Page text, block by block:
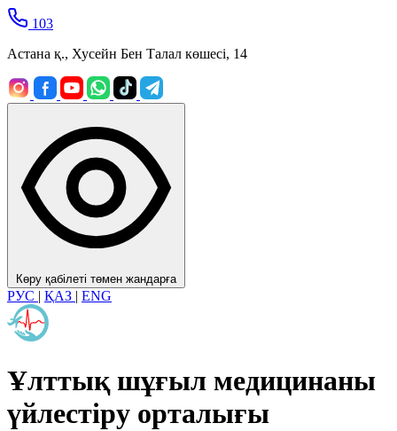
103
Астана қ., Хусейн Бен Талал көшесі, 14
Көру қабілеті төмен жандарға
РУС | ҚАЗ | ENG
Ұлттық шұғыл медицинаны
үйлестіру орталығы